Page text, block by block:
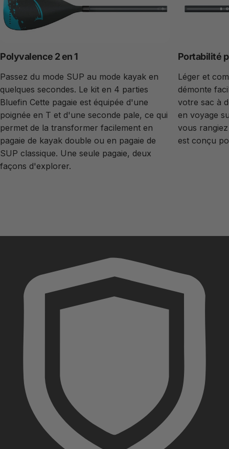
Polyvalence 2 en 1
Passez du mode SUP au mode kayak en
quelques secondes. Le kit en 4 parties
Bluefin Cette pagaie est équipée d'une
poignée en T et d'une seconde pale, ce qui
permet de la transformer facilement en
pagaie de kayak double ou en pagaie de
SUP classique. Une seule pagaie, deux
façons d'explorer.
Portabilité
Léger et
démonte
votre sac à
en voyage
vous
est conçu